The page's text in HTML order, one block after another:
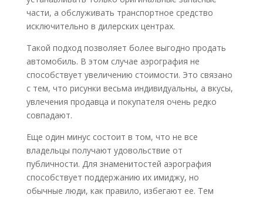
части, а обслуживать транспортное средство
исключительно в дилерских центрах.
Такой подход позволяет более выгодно продать
автомобиль. В этом случае аэрография не
способствует увеличению стоимости. Это связано
с тем, что рисунки весьма индивидуальны, а вкусы,
увлечения продавца и покупателя очень редко
совпадают.
Еще один минус состоит в том, что не все
владельцы получают удовольствие от
публичности. Для знаменитостей аэрография
способствует поддержанию их имиджу, но
обычные люди, как правило, избегают ее. Тем